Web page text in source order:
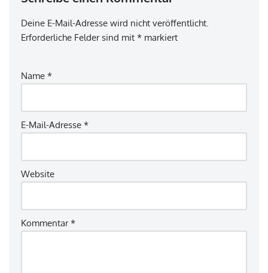
Deine E-Mail-Adresse wird nicht veröffentlicht.
Erforderliche Felder sind mit * markiert
Name *
E-Mail-Adresse *
Website
Kommentar*